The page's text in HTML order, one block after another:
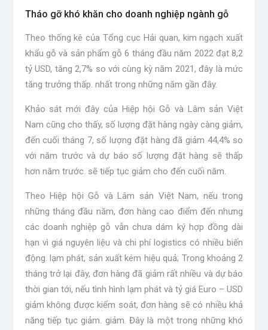
Tháo gỡ khó khăn cho doanh nghiệp ngành gỗ
Theo thống kê của Tổng cục Hải quan, kim ngạch xuất
khẩu gỗ và sản phẩm gỗ 6 tháng đầu năm 2022 đạt 8,2
tỷ USD, tăng 2,7% so với cùng kỳ năm 2021, đây là mức
tăng trưởng thấp. nhất trong những năm gần đây.
Khảo sát mới đây của Hiệp hội Gỗ và Lâm sản Việt
Nam cũng cho thấy, số lượng đặt hàng ngày càng giảm,
đến cuối tháng 7, số lượng đặt hàng đã giảm 44,4% so
với năm trước và dự báo số lượng đặt hàng sẽ thấp
hơn năm trước. sẽ tiếp tục giảm cho đến cuối năm.
Theo Hiệp hội Gỗ và Lâm sản Việt Nam, nếu trong
những tháng đầu năm, đơn hàng cao điểm đến nhưng
các doanh nghiệp gỗ vẫn chưa dám ký hợp đồng dài
hạn vì giá nguyên liệu và chi phí logistics có nhiều biến
động. lạm phát, sản xuất kém hiệu quả; Trong khoảng 2
tháng trở lại đây, đơn hàng đã giảm rất nhiều và dự báo
thời gian tới, nếu tình hình lạm phát và tỷ giá Euro – USD
giảm không được kiểm soát, đơn hàng sẽ có nhiều khả
năng tiếp tục giảm. giảm. Đây là một trong những khó